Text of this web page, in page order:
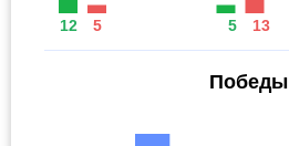
12 5 5 13
Победы